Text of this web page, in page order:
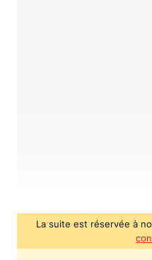
La suite est réservée à